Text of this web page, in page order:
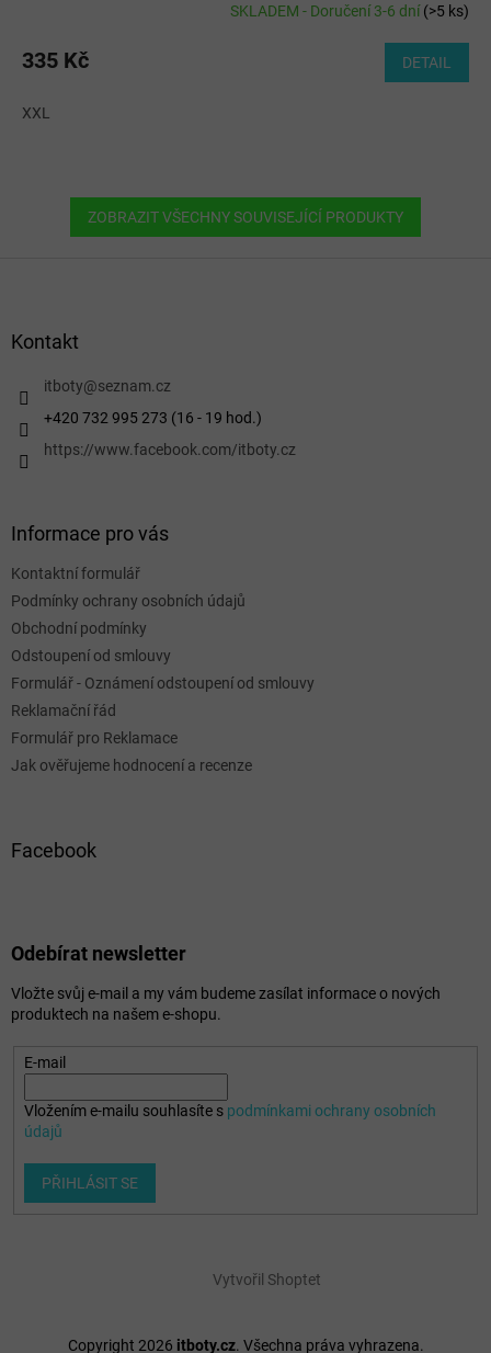
SKLADEM - Doručení 3-6 dní(>5 ks)
335 Kč DETAIL
XXL
ZOBRAZIT VŠECHNY SOUVISEJÍCÍ PRODUKTY
Kontakt
itboty@seznam.cz
+420 732 995 273 (16 - 19 hod.)
https://www.facebook.com/itboty.cz
Informace pro vás
Kontaktní formulář
Podmínky ochrany osobních údajů
Obchodní podmínky
Odstoupení od smlouvy
Formulář - Oznámení odstoupení od smlouvy
Reklamační řád
Formulář pro Reklamace
Jak ověřujeme hodnocení a recenze
Facebook
Odebírat newsletter
Vložte svůj e-mail a my vám budeme zasílat informace o nových
produktech na našem e-shopu.
E-mail
Vložením e-mailu souhlasíte s podmínkami ochrany osobních
údajů
PŘIHLÁSIT SE
Vytvořil Shoptet
Copyright 2026 itboty.cz. Všechna práva vyhrazena.